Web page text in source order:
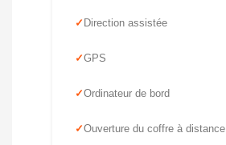
Direction assistée
GPS
Ordinateur de bord
Ouverture du coffre à distance